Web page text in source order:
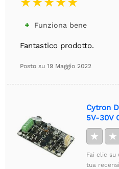
 Funziona bene
Fantastico prodotto.
Posto su 19 Maggio 2022
Cytron
5V-30V
★ ★
Fai clic su
tua